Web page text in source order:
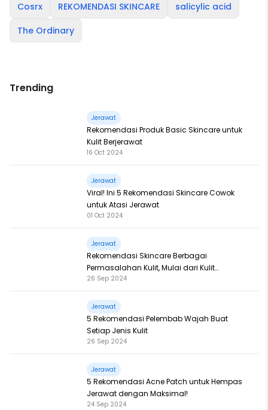
Cosrx REKOMENDASI SKINCARE
salicylic acid
The Ordinary
Trending
Jerawat
Rekomendasi Produk Basic Skincare untuk
Kulit Berjerawat
16 Oct 2024
Jerawat
Viral! Ini 5 Rekomendasi Skincare Cowok
untuk Atasi Jerawat
01 Oct 2024
Jerawat
Rekomendasi Skincare Berbagai
Permasalahan Kulit, Mulai dari Kulit
Berminyak hingga Flek Hitam!
26 Sep 2024
Jerawat
5 Rekomendasi Pelembab Wajah Buat
Setiap Jenis Kulit
26 Sep 2024
Jerawat
5 Rekomendasi Acne Patch untuk Hempas
Jerawat dengan Maksimal!
24 Sep 2024